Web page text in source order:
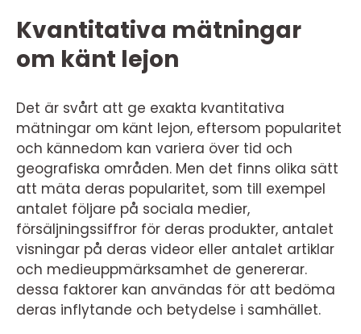
Kvantitativa mätningar
om känt lejon
Det är svårt att ge exakta kvantitativa
mätningar om känt lejon, eftersom popularitet
och kännedom kan variera över tid och
geografiska områden. Men det finns olika sätt
att mäta deras popularitet, som till exempel
antalet följare på sociala medier,
försäljningssiffror för deras produkter, antalet
visningar på deras videor eller antalet artiklar
och medieuppmärksamhet de genererar.
dessa faktorer kan användas för att bedöma
deras inflytande och betydelse i samhället.